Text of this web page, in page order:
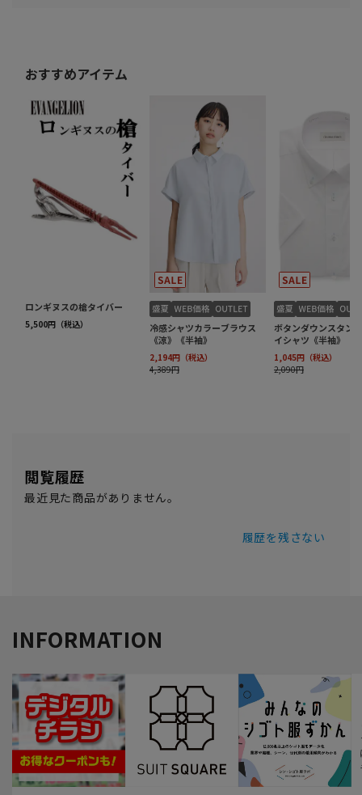
閲覧履歴
最近見た商品がありません。
履歴を残さない
INFORMATION